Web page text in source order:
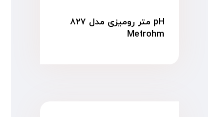
pH متر رومیزی مدل ۸۲۷
Metrohm